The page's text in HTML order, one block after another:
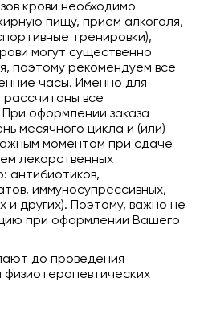
крови необходимо
пищу, прием алкоголя,
тренировки),
могут существенно
поэтому рекомендуем все
часы. Именно для
рассчитаны все
оформлении заказа
месячного цикла и (или)
моментом при сдаче
лекарственных
антибиотиков,
иммуносупрессивных,
и других). Поэтому, важно не
при оформлении Вашего
до проведения